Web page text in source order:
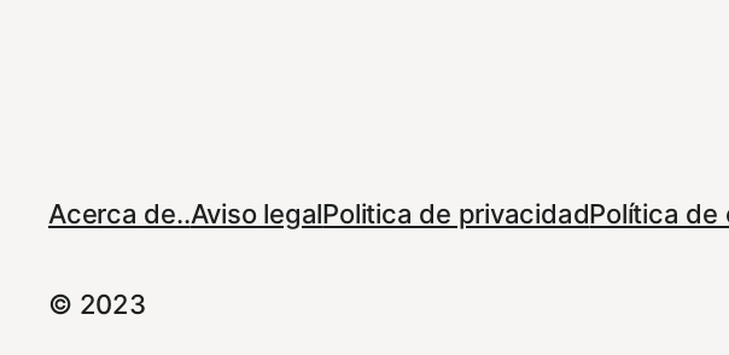
Acerca de..Aviso legalPolitica de privacidadPolítica de
© 2023